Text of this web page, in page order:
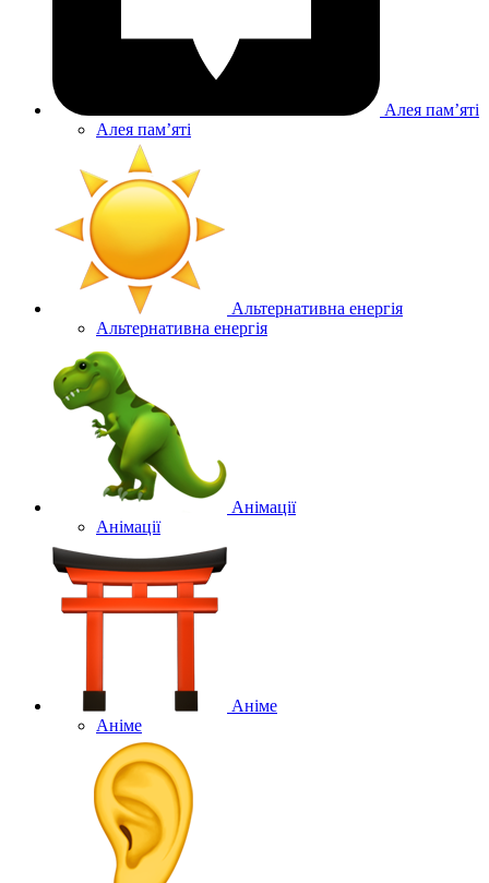
Алея памʼяті
Алея памʼяті
Альтернативна енергія
Альтернативна енергія
Анімації
Анімації
Аніме
Аніме